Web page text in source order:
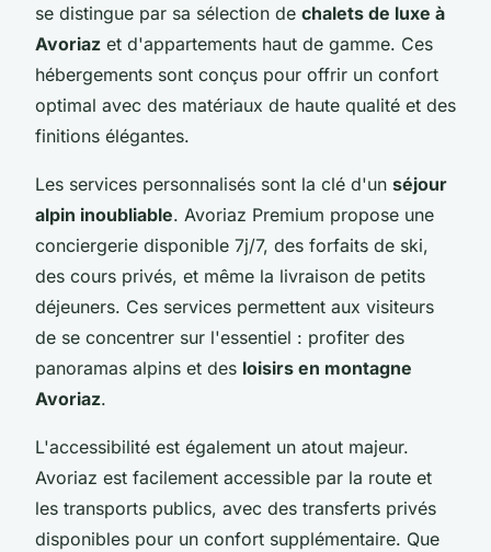
se distingue par sa sélection de chalets de luxe à
Avoriaz et d'appartements haut de gamme. Ces
hébergements sont conçus pour offrir un confort
optimal avec des matériaux de haute qualité et des
finitions élégantes.
Les services personnalisés sont la clé d'un séjour
alpin inoubliable. Avoriaz Premium propose une
conciergerie disponible 7j/7, des forfaits de ski,
des cours privés, et même la livraison de petits
déjeuners. Ces services permettent aux visiteurs
de se concentrer sur l'essentiel : profiter des
panoramas alpins et des loisirs en montagne
Avoriaz.
L'accessibilité est également un atout majeur.
Avoriaz est facilement accessible par la route et
les transports publics, avec des transferts privés
disponibles pour un confort supplémentaire. Que